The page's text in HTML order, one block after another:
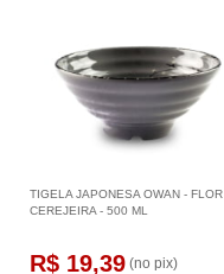
TIGELA JAPONESA OWAN - FLOR
CEREJEIRA - 500 ML
R$ 19,39 (no pix)